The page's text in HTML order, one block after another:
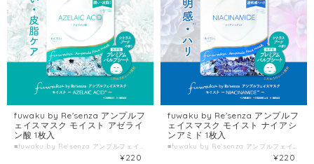
fuwaku by Re'senza アンプルフ
ェイスマスク モイスト アゼライ
ン酸 1枚入
■fuwaku by Re'senza アンプルフェイスマスク モイスト アゼライン酸 ■種類別名称 シート状フェイスマスク ■容量 1枚入(美容液23mL) ■製造国 日本 ■製造販売元 株式会社HORIZON
¥220
fuwaku by Re'senza アンプルフ
ェイスマスク モイスト ナイアシ
ンアミド 1枚入
■fuwaku by Re'senza アンプルフェイスマスク モイスト ナイアシンアミド ■種類別名称 シート状フェイスマスク ■容量 1枚入(美容液23mL) ■製造国 日本 ■製造販売元 株式会社HORIZON
¥220